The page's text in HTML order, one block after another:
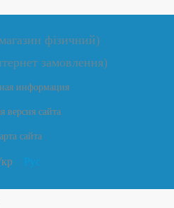
фізичний)
замовлення)
информация
версия сайта
сайта
Рус